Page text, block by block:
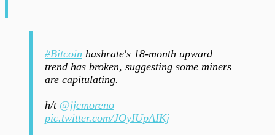
#Bitcoin hashrate's 18-month upward
trend has broken, suggesting some miners
are capitulating.
h/t @jjcmoreno
pic.twitter.com/JOyIUpAIKj